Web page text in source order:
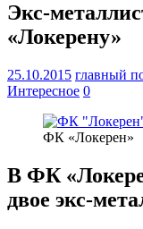
Экс-
«Локерену»
25.10.2015 главный
Интересное 0
ФК «Локерен»
В ФК
двое экс-